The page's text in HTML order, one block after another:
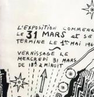
CRÉER